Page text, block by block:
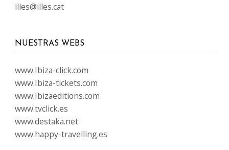
illes@illes.cat
NUESTRAS WEBS
www.Ibiza-click.com
www.Ibiza-tickets.com
www.Ibizaeditions.com
www.tvclick.es
www.destaka.net
www.happy-travelling.es